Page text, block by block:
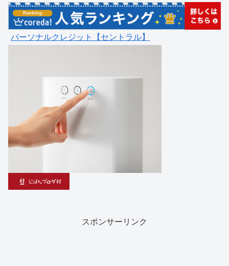
パーソナルクレジット【セントラル】
スポンサーリンク